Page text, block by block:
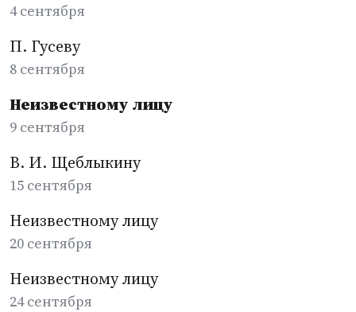
4 сентября
П. Гусеву
8 сентября
Неизвестному лицу
9 сентября
В. И. Щеблыкину
15 сентября
Неизвестному лицу
20 сентября
Неизвестному лицу
24 сентября